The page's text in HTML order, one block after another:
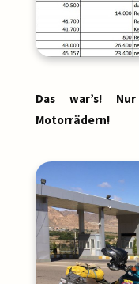
Das war’s!
Motorrädern!